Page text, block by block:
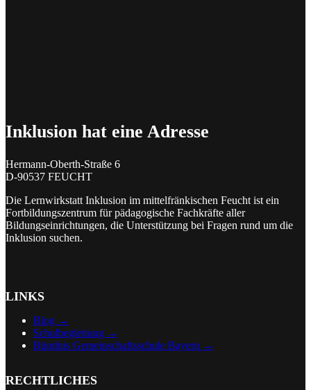
Inklusion hat eine Adresse
Hermann-Oberth-Straße 6
D-90537 FEUCHT
Die Lernwirkstatt Inklusion im mittelfränkischen Feucht ist ein
Fortbildungszentrum für pädagogische Fachkräfte aller
Bildungseinrichtungen, die Unterstützung bei Fragen rund um die
Inklusion suchen.
LINKS
Blog →
Schulbegleitung →
Bündnis Gemeinschaftsschule Bayern →
RECHTLICHES